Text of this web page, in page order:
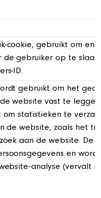
cookie, gebruikt om
de gebruiker op te
ID.
gebruikt om het
website vast te
statistieken te
de website, zoals het
aan de website. De
en
analyse (vervalt